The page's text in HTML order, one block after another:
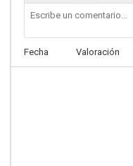
Fecha Valoración